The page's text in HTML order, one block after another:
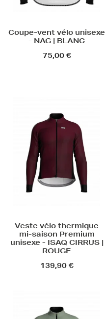
Coupe-vent vélo unisexe
- NAG | BLANC
75,00 €
Veste vélo thermique
mi-saison Premium
unisexe - ISAQ CIRRUS |
ROUGE
139,90 €